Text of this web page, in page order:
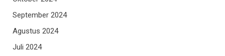
September 2024
Agustus 2024
Juli 2024